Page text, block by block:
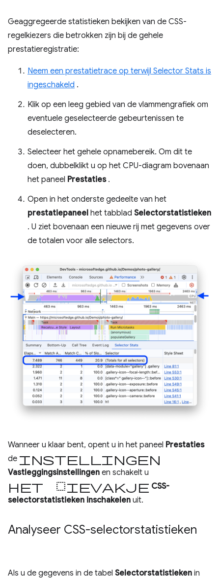
Geaggregeerde statistieken bekijken van de CSS-
regelkiezers die betrokken zijn bij de gehele
prestatieregistratie:
Neem een ​​prestatietrace op terwijl Selector Stats is
ingeschakeld .
Klik op een leeg gebied van de vlammengrafiek om
eventuele geselecteerde gebeurtenissen te
deselecteren.
Selecteer het gehele opnamebereik. Om dit te
doen, dubbelklikt u op het CPU-diagram bovenaan
het paneel Prestaties.
Open in het onderste gedeelte van het
prestatiepaneel het tabblad Selectorstatistieken
. U ziet bovenaan een nieuwe rij met gegevens over
de totalen voor alle selectors.
Wanneer u klaar bent, opent u in het paneel Prestaties
de instellingen
Vastleggingsinstellingen en schakelt u
het selectievakje CSS-
selectorstatistieken inschakelen uit.
Analyseer CSS-selectorstatistieken
Als u de gegevens in de tabel Selectorstatistieken in